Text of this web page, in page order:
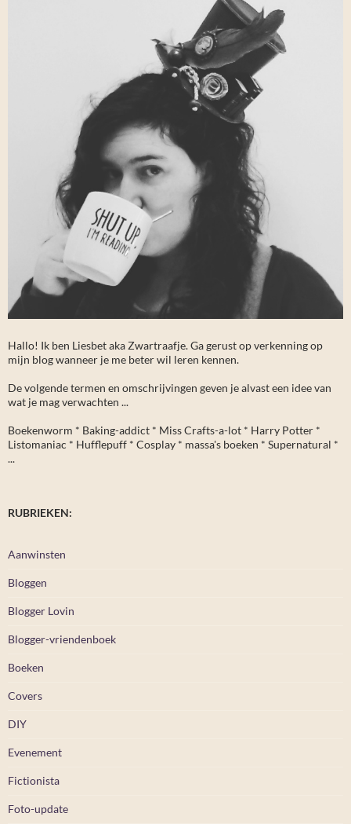
Hallo! Ik ben Liesbet aka Zwartraafje. Ga gerust op verkenning op
mijn blog wanneer je me beter wil leren kennen.
De volgende termen en omschrijvingen geven je alvast een idee van
wat je mag verwachten ...
Boekenworm * Baking-addict * Miss Crafts-a-lot * Harry Potter *
Listomaniac * Hufflepuff * Cosplay * massa's boeken * Supernatural *
...
RUBRIEKEN:
Aanwinsten
Bloggen
Blogger Lovin
Blogger-vriendenboek
Boeken
Covers
DIY
Evenement
Fictionista
Foto-update